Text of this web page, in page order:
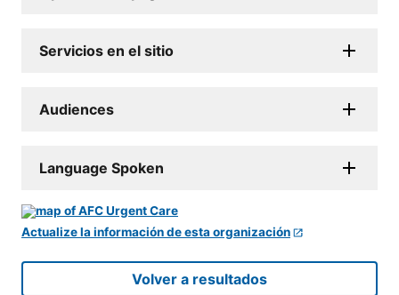
Servicios en el sitio
Audiences
Language Spoken
Actualize la información de esta organización
Volver a resultados